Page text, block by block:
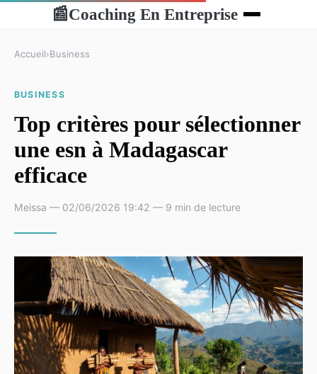
📰Coaching En Entreprise
Accueil›Business
BUSINESS
Top critères pour sélectionner
une esn à Madagascar
efficace
Meissa — 02/06/2026 19:42 — 9 min de lecture